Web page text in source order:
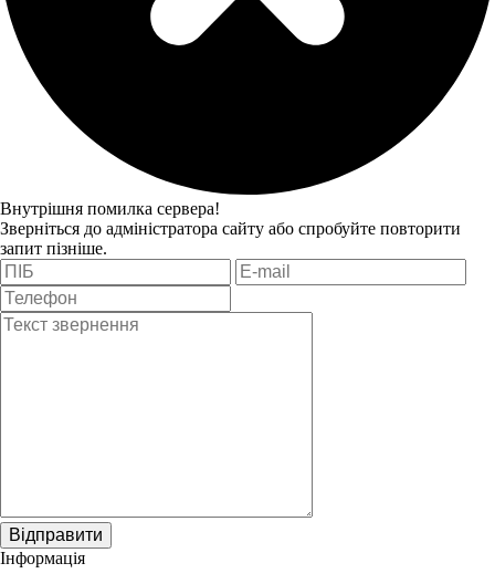
Внутрішня помилка сервера!
Зверніться до адміністратора сайту або спробуйте повторити
запит пізніше.
Відправити
Інформація